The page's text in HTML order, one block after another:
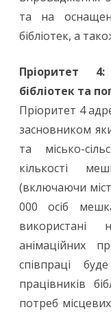
та на
бібліотек, а
Пріоритет
бібліотек та
Пріоритет 4
засновником
та місько-
кількості
(включаючи
000 осіб
використані
анімаційних
співпраці
працівників
потреб